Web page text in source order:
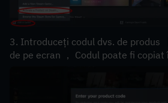
3. Introduceți codul dvs. de produs
de pe ecran ， Codul poate fi copiat